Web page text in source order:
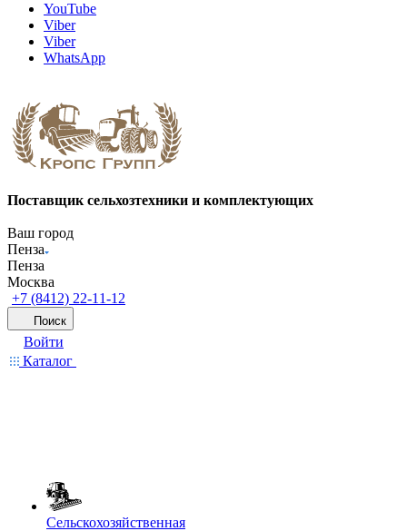
YouTube
Viber
Viber
WhatsApp
Поставщик сельхозтехники и комплектующих
Ваш город
Пенза
Пенза
Москва
+7 (8412) 22-11-12
Поиск
Войти
Каталог
Сельскохозяйственная